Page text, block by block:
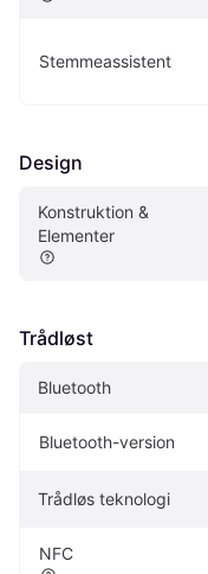
Stemmeassistent
Design
Konstruktion &
Elementer
Trådløst
Bluetooth
Bluetooth-version
Trådløs teknologi
NFC